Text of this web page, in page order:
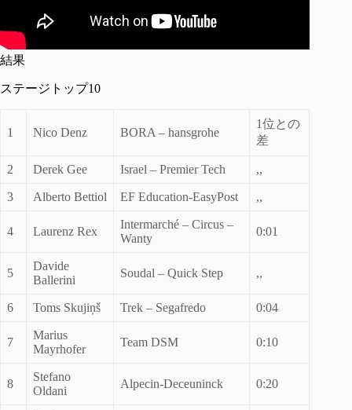
結果
ステージトップ10
1 Nico Denz BORA – hansgrohe
1位との
差
2 Derek Gee Israel – Premier Tech ,,
3 Alberto Bettiol EF Education-EasyPost ,,
4 Laurenz Rex
Intermarché – Circus –
Wanty
0:01
5
Davide
Ballerini
Soudal – Quick Step ,,
6 Toms Skujiņš Trek – Segafredo 0:04
7
Marius
Mayrhofer
Team DSM 0:10
8
Stefano
Oldani
Alpecin-Deceuninck 0:20